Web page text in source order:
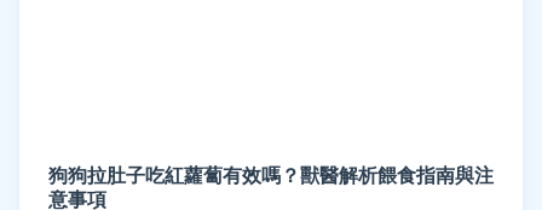
狗狗拉肚子吃紅蘿蔔有效嗎？獸醫解析餵食指南與注
意事項